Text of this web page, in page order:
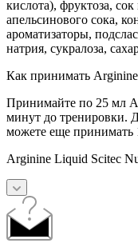
кислота), фруктоза,
апельсинового сока,
ароматизаторы,
натрия, сукралоза,
Как принимать
Принимайте по 25 мл
минут до тренировки.
можете еще принимать
Arginine Liquid Scitec